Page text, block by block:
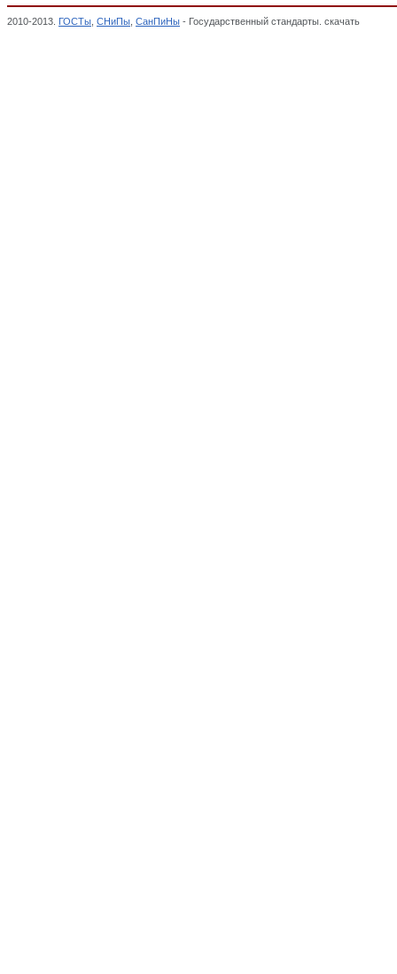
2010-2013. ГОСТы СНиПы СанПиНы - Государственный стандарты. скачать